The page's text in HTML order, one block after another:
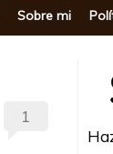
Sobre mi
1